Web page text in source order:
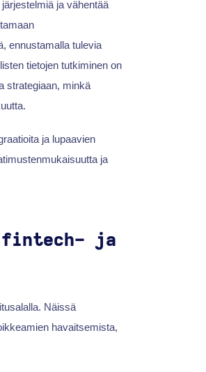
ja vähentää
ennustamalla tulevia
tietojen tutkiminen on
strategiaan, minkä
ja lupaavien
ja
fintech- ja
Näissä
havaitsemista,